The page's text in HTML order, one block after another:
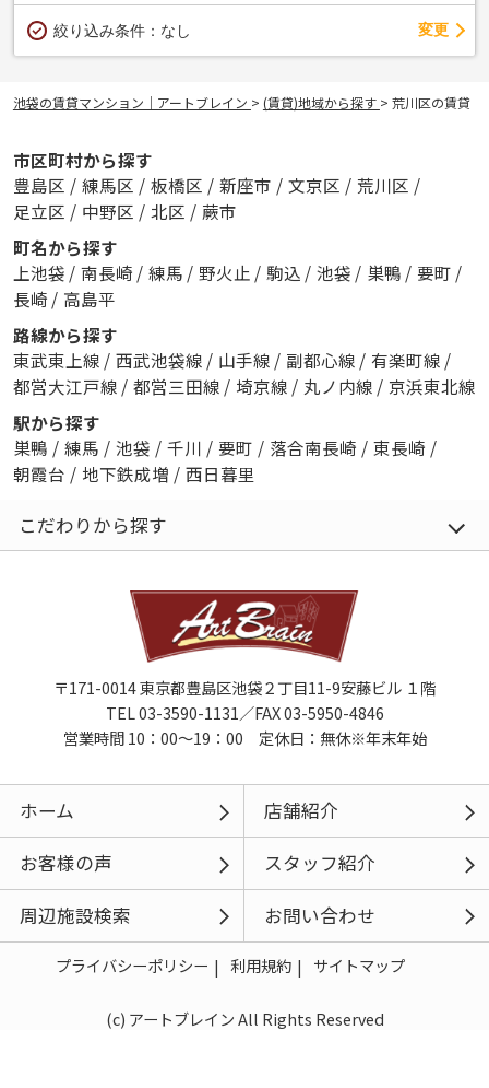
絞り込み条件： なし 変更
池袋の賃貸マンション｜アートブレイン > (賃貸)地域から探す > 荒川区の賃貸
市区町村から探す
豊島区 / 練馬区 / 板橋区 / 新座市 / 文京区 / 荒川区 /
足立区 / 中野区 / 北区 / 蕨市
町名から探す
上池袋 / 南長崎 / 練馬 / 野火止 / 駒込 / 池袋 / 巣鴨 / 要町 /
長崎 / 高島平
路線から探す
東武東上線 / 西武池袋線 / 山手線 / 副都心線 / 有楽町線 /
都営大江戸線 / 都営三田線 / 埼京線 / 丸ノ内線 / 京浜東北線
駅から探す
巣鴨 / 練馬 / 池袋 / 千川 / 要町 / 落合南長崎 / 東長崎 /
朝霞台 / 地下鉄成増 / 西日暮里
こだわりから探す
〒171-0014 東京都豊島区池袋２丁目11-9安藤ビル １階
TEL 03-3590-1131／FAX 03-5950-4846
営業時間 10：00～19：00 定休日：無休※年末年始
ホーム
店舗紹介
お客様の声
スタッフ紹介
周辺施設検索
お問い合わせ
プライバシーポリシー 利用規約 サイトマップ
(c) アートブレイン All Rights Reserved